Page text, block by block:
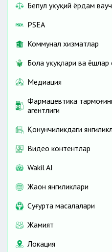
Бепул ҳуқуқий ёрдам
PSEA
Коммунал хизматлар
Бола ҳуқуқлари ва ёшлар
Медиация
Фармацевтика
агентлиги
Қонунчиликдаги
Видео контентлар
Wakil AI
Жаҳон янгиликлари
Cуғурта масалалари
Жамият
Локация